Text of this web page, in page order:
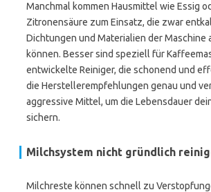
Manchmal kommen Hausmittel wie Essig
Zitronensäure zum Einsatz, die zwar
Dichtungen und Materialien der Maschine
können. Besser sind speziell für
entwickelte Reiniger, die schonend und
die Herstellerempfehlungen genau und
aggressive Mittel, um die Lebensdauer
sichern.
Milchsystem nicht gründlich
Milchreste können schnell zu